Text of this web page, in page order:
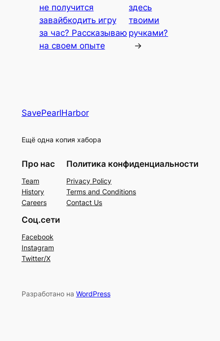
не получится
завайбкодить игру
за час? Рассказываю
на своем опыте
здесь
твоими
ручками?
→
SavePearlHarbor
Ещё одна копия хабора
Про нас
Team
History
Careers
Политика конфиденциальности
Privacy Policy
Terms and Conditions
Contact Us
Соц.сети
Facebook
Instagram
Twitter/X
Разработано на WordPress